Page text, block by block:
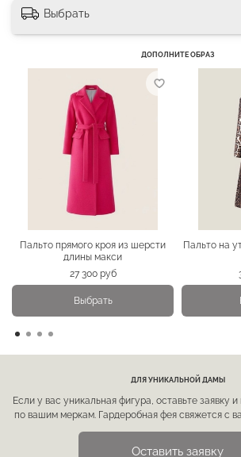
Выбрать
ДОПОЛНИТЕ ОБРАЗ
Пальто прямого кроя из шерсти
длины макси
27 300 руб
Выбрать
Пальто на
ДЛЯ УНИКАЛЬНОЙ ДАМЫ
Если у вас уникальная фигура, оставьте заявку
по вашим меркам. Гардеробная фея свяжется с
Оставить заявку